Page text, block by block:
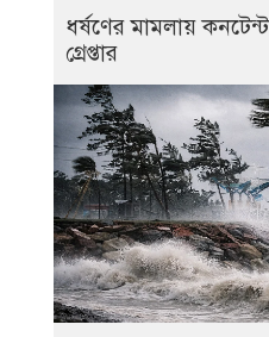
ধর্ষণের মামলায়
গ্রেপ্তার